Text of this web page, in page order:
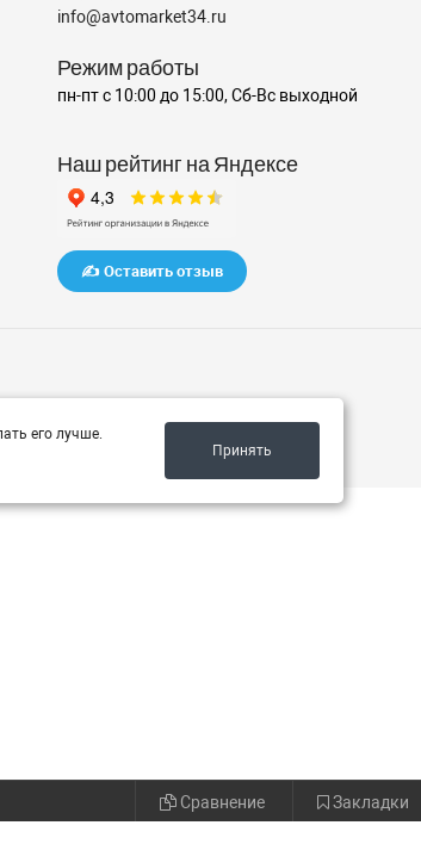
info@avtomarket34.ru
Режим работы
пн-пт с 10:00 до 15:00, Сб-Вс выходной
Наш рейтинг на Яндексе
✍️ Оставить отзыв
его лучше.
Принять
Сравнение Закладки